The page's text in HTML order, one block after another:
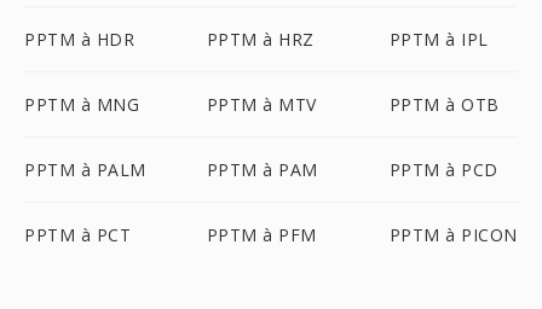
PPTM à HDR PPTM à HRZ PPTM à IPL
PPTM à MNG PPTM à MTV PPTM à OTB
PPTM à PALM PPTM à PAM PPTM à PCD
PPTM à PCT PPTM à PFM PPTM à PICON